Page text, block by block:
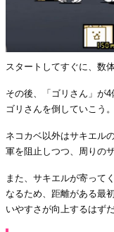
スタートしてすぐに、数
その後、「ゴリさん」が
ゴリさんを倒していこう。
ネコカベ以外はサキエル
軍を阻止しつつ、周りの
また、サキエルが寄って
なるため、距離がある最
いやすさが向上するはずだ